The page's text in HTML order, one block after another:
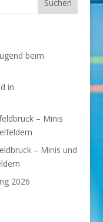
beim
in
– Minis
– Minis und
2026